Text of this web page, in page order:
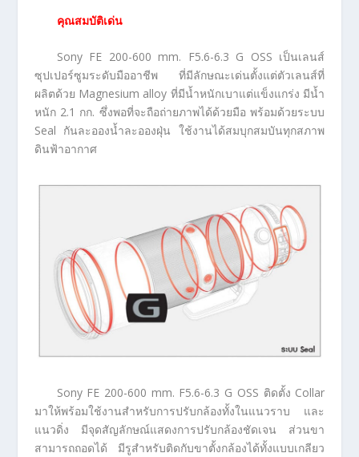
คุณสมบัติเด่น
Sony FE 200-600 mm. F5.6-6.3 G OSS เป็นเลนส์
ซุปเปอร์ซูมระดับมืออาชีพ ที่มีลักษณะเด่นตั้งแต่ตัวเลนส์ที่
ผลิตด้วย Magnesium alloy ที่มีน้ำหนักเบาแต่แข็งแกร่ง มีน้ำ
หนัก 2.1 กก. ซึ่งพอที่จะถือถ่ายภาพได้ด้วยมือ พร้อมด้วยระบบ
Seal กันละอองน้ำละอองฝุ่น ใช้งานได้สมบุกสมบันทุกสภาพ
ดินฟ้าอากาศ
Sony FE 200-600 mm. F5.6-6.3 G OSS ติดตั้ง Collar
มาให้พร้อมใช้งานสำหรับการปรับกล้องทั้งในแนวราบ และ
แนวดิ่ง มีจุดสัญลักษณ์แสดงการปรับกล้องชัดเจน ส่วนขา
สามารถถอดได้ มีรูสำหรับติดกับขาตั้งกล้องได้ทั้งแบบเกลียว